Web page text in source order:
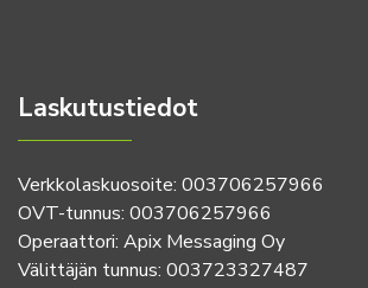
Laskutustiedot
Verkkolaskuosoite: 003706257966
OVT-tunnus: 003706257966
Operaattori: Apix Messaging Oy
Välittäjän tunnus: 003723327487